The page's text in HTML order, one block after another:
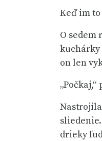
Keď im
O sedem
kuchárky
on len
drieky